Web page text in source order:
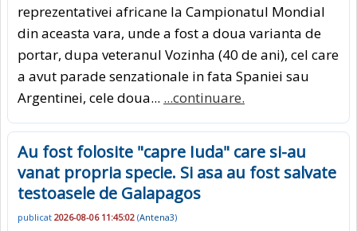
reprezentativei africane la Campionatul Mondial
din aceasta vara, unde a fost a doua varianta de
portar, dupa veteranul Vozinha (40 de ani), cel care
a avut parade senzationale in fata Spaniei sau
Argentinei, cele doua... ...continuare.
Au fost folosite "capre Iuda" care si-au
vanat propria specie. Si asa au fost salvate
testoasele de Galapagos
publicat 2026-08-06 11:45:02 (Antena3)